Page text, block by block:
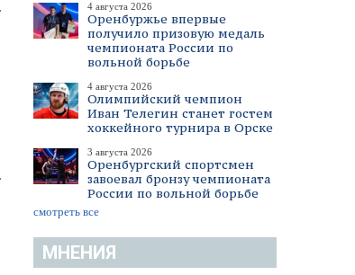
4 августа 2026
Оренбуржье впервые
получило призовую медаль
чемпионата России по
вольной борьбе
4 августа 2026
Олимпийский чемпион
Иван Телегин станет гостем
хоккейного турнира в Орске
3 августа 2026
Оренбургский спортсмен
завоевал бронзу чемпионата
России по вольной борьбе
смотреть все
МНЕНИЯ